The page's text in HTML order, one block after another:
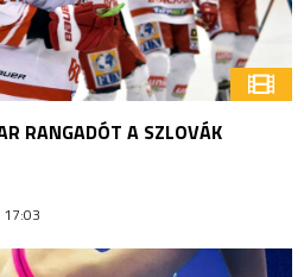
RANGADÓT A SZLOVÁK